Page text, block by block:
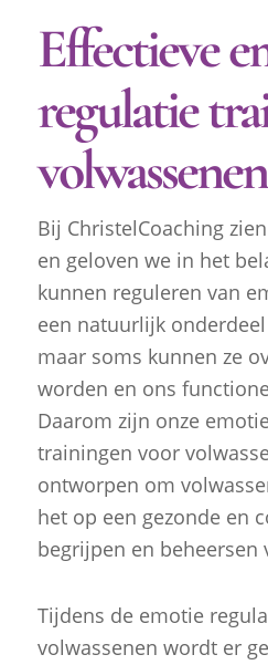
Effectieve
regulatie
volwassenen
Bij ChristelCoaching
en geloven we in het
kunnen reguleren van
een natuurlijk
maar soms kunnen ze
worden en ons
Daarom zijn onze
trainingen voor
ontworpen om
het op een gezonde en
begrijpen en beheersen
Tijdens de emotie
volwassenen wordt er